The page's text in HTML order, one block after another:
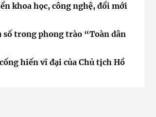
khoa học, công nghệ, đổi mới
trong phong trào “Toàn dân
hiến vĩ đại của Chủ tịch Hồ